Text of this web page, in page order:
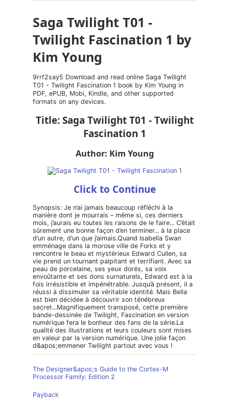
Saga Twilight T01 -
Twilight Fascination 1 by
Kim Young
9rrf2say5 Download and read online Saga Twilight
T01 - Twilight Fascination 1 book by Kim Young in
PDF, ePUB, Mobi, Kindle, and other supported
formats on any devices.
Title: Saga Twilight T01 - Twilight
Fascination 1
Author: Kim Young
Click to Continue
Synopsis: Je n’ai jamais beaucoup réfléchi à la
manière dont je mourrais – même si, ces derniers
mois, j’aurais eu toutes les raisons de le faire... C’était
sûrement une bonne façon d’en terminer... à la place
d’un autre, d’un que j’aimais.Quand Isabella Swan
emménage dans la morose ville de Forks et y
rencontre le beau et mystérieux Edward Cullen, sa
vie prend un tournant palpitant et terrifiant. Avec sa
peau de porcelaine, ses yeux dorés, sa voix
envoûtante et ses dons surnaturels, Edward est à la
fois irrésistible et impénétrable. Jusqu’à présent, il a
réussi à dissimuler sa véritable identité. Mais Bella
est bien décidée à découvrir son ténébreux
secret...Magnifiquement transposé, cette première
bande-dessinée de Twilight, Fascination en version
numérique fera le bonheur des fans de la série.La
qualité des illustrations et leurs couleurs sont mises
en valeur par la version numérique. Une jolie façon
d&apos;emmener Twilight partout avec vous !
The Designer&apos;s Guide to the Cortex-M
Processor Family: Edition 2
Payback